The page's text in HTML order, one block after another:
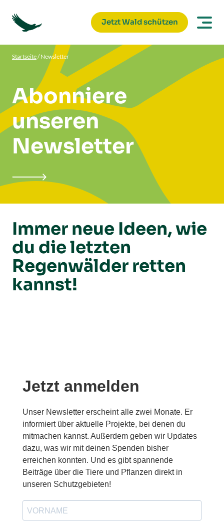
Jetzt Wald schützen
Startseite/Newsletter
Abonniere
unseren
Newsletter

Immer neue Ideen, wie
du die letzten
Regenwälder retten
kannst!